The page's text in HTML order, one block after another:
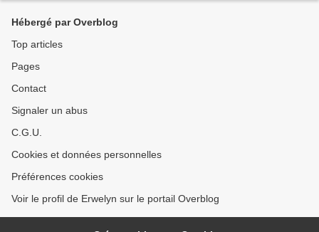
Hébergé par Overblog
Top articles
Pages
Contact
Signaler un abus
C.G.U.
Cookies et données personnelles
Préférences cookies
Voir le profil de Erwelyn sur le portail Overblog